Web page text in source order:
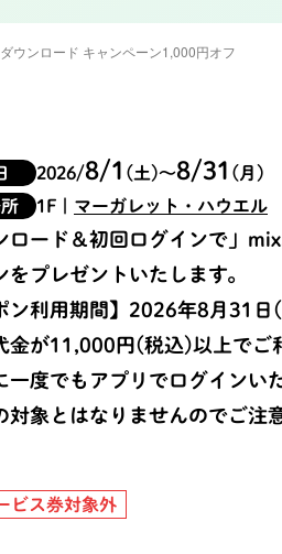
ウンロード キャンペーン1,000円オフ
2026/8/1 (土)〜8/31 (月)
1F マーガレット・ハウエル
ロード＆初回ログインで」
をプレゼントいたします。
ン利用期間】2026年8月31
が11,000円(税込)以上でご
度でもアプリでログインい
対象とはなりませんのでご注
ビス券対象外